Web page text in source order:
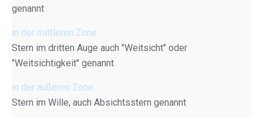
genannt
in der mittleren Zone
Stern im dritten Auge auch "Weitsicht" oder
"Weitsichtigkeit" genannt
in der äußeren Zone
Stern im Wille, auch Absichtsstern genannt